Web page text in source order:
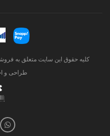
کلیه حقوق این سایت متعلق به
طراحی و